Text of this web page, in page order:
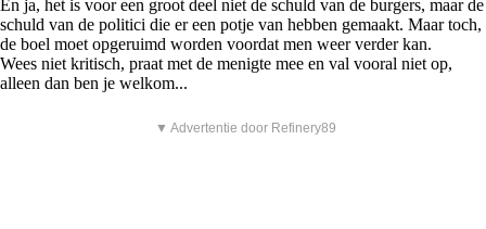
En ja, het is voor een groot deel niet de schuld van de burgers, maar de
schuld van de politici die er een potje van hebben gemaakt. Maar toch,
de boel moet opgeruimd worden voordat men weer verder kan.
Wees niet kritisch, praat met de menigte mee en val vooral niet op,
alleen dan ben je welkom...
▼ Advertentie door Refinery89